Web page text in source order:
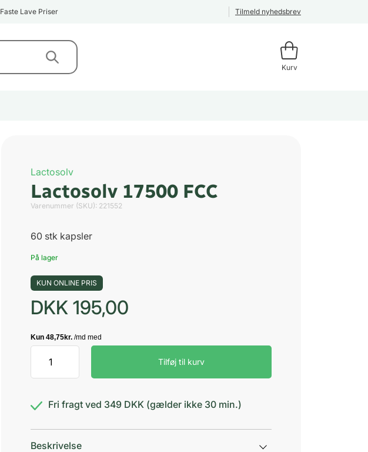
Faste Lave Priser Tilmeld nyhedsbrev
Kurv
Lactosolv
Lactosolv 17500 FCC
Varenummer (SKU): 221552
60 stk kapsler
På lager
KUN ONLINE PRIS
DKK 195,00
17500
FCC
Tilføj til kurv
Fri fragt ved 349 DKK (gælder ikke 30 min.)
Beskrivelse